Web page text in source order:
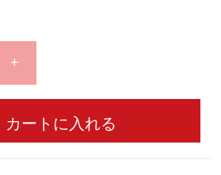
+
カートに入れる